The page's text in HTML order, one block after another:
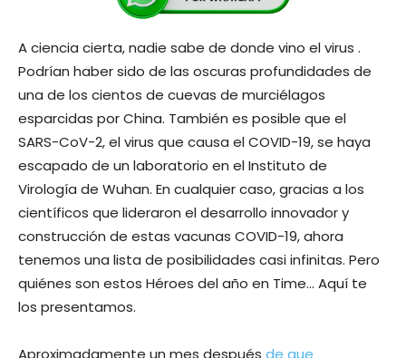
A ciencia cierta, nadie sabe de donde vino el virus .
Podrían haber sido de las oscuras profundidades de
una de los cientos de cuevas de murciélagos
esparcidas por China. También es posible que el
SARS-CoV-2, el virus que causa el COVID-19, se haya
escapado de un laboratorio en el Instituto de
Virología de Wuhan. En cualquier caso, gracias a los
científicos que lideraron el desarrollo innovador y
construcción de estas vacunas COVID-19, ahora
tenemos una lista de posibilidades casi infinitas. Pero
quiénes son estos Héroes del año en Time… Aquí te
los presentamos.
Aproximadamente un mes después de que